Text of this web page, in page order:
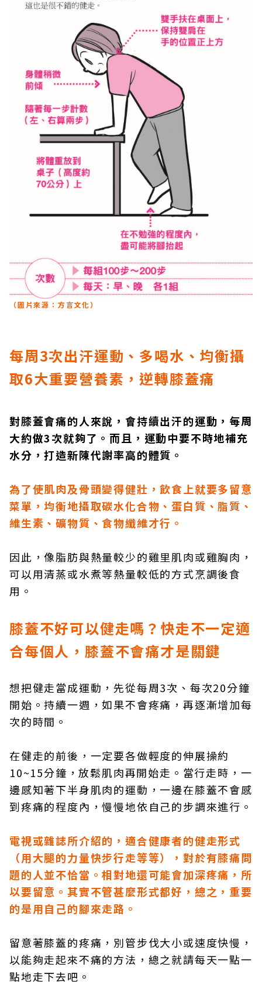
（圖片來源：方言文化）
每周3次出汗運動、多喝水、均衡攝
取6大重要營養素，逆轉膝蓋痛
對膝蓋會痛的人來說，會持續出汗的運動，每周
大約做3次就夠了。而且，運動中要不時地補充
水分，打造新陳代謝率高的體質。
為了使肌肉及骨頭變得健壯，飲食上就要多留意
菜單，均衡地攝取碳水化合物、蛋白質、脂質、
維生素、礦物質、食物纖維才行。
因此，像脂肪與熱量較少的雞里肌肉或雞胸肉，
可以用清蒸或水煮等熱量較低的方式烹調後食
用。
膝蓋不好可以健走嗎？快走不一定適
合每個人，膝蓋不會痛才是關鍵
想把健走當成運動，先從每周3次、每次20分鐘
開始。持續一週，如果不會疼痛，再逐漸增加每
次的時間。
在健走的前後，一定要各做輕度的伸展操約
10~15分鐘，放鬆肌肉再開始走。當行走時，一
邊感知著下半身肌肉的運動，一邊在膝蓋不會感
到疼痛的程度內，慢慢地依自己的步調來進行。
電視或雜誌所介紹的，適合健康者的健走形式
（用大腿的力量快步行走等等），對於有膝痛問
題的人並不恰當。相對地還可能會加深疼痛，所
以要留意。其實不管甚麼形式都好，總之，重要
的是用自己的腳來走路。
留意著膝蓋的疼痛，別管步伐大小或速度快慢，
以能夠走起來不痛的方法，總之就請每天一點一
點地走下去吧。